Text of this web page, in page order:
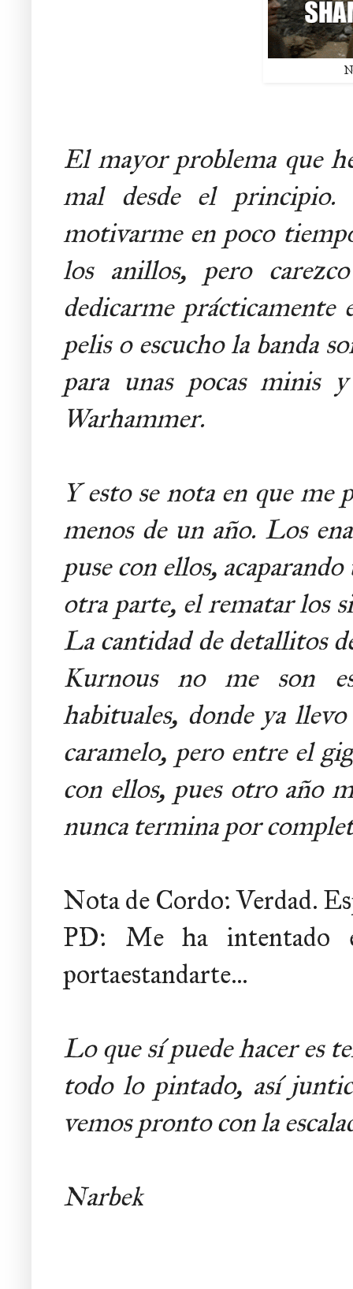
El mayor problema que
mal desde el principio.
motivarme en poco
los anillos, pero
dedicarme prácticamente
pelis o escucho la banda
para unas pocas minis
Warhammer.
Y esto se nota en que
menos de un año. Los
puse con ellos,
otra parte, el rematar los
La cantidad de detallitos
Kurnous no me son
habituales, donde ya
caramelo, pero entre el
con ellos, pues otro año
nunca termina por
Nota de Cordo: Verdad.
PD: Me ha intentado
portaestandarte...
Lo que sí puede hacer es
todo lo pintado, así
vemos pronto con la
Narbek